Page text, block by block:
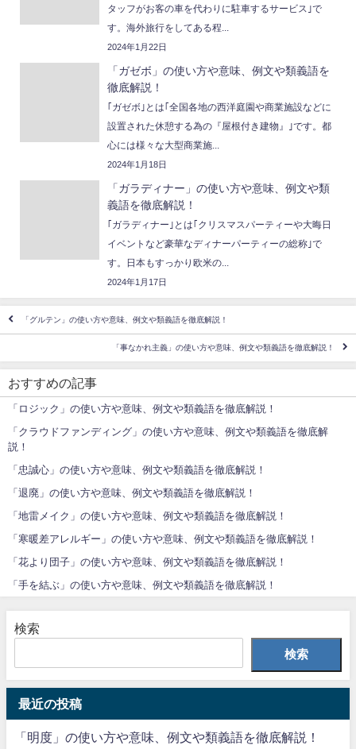
タッフがお客の車を代わりに駐車するサービス｣で
す。海外旅行をしてある程...
2024年1月22日
「ガゼボ」の使い方や意味、例文や類義語を
徹底解説！
｢ガゼボ｣とは｢全国各地の西洋庭園や商業施設などに
設置された休憩する為の『屋根付き建物』｣です。都
心には様々な大型商業施...
2024年1月18日
「ガラディナー」の使い方や意味、例文や類
義語を徹底解説！
｢ガラディナー｣とは｢クリスマスパーティーや大晦日
イベントなど豪華なディナーパーティーの総称｣で
す。日本もすっかり欧米の...
2024年1月17日
「グルテン」の使い方や意味、例文や類義語を徹底解説！
「事なかれ主義」の使い方や意味、例文や類義語を徹底解説！
おすすめの記事
「ロジック」の使い方や意味、例文や類義語を徹底解説！
「クラウドファンディング」の使い方や意味、例文や類義語を徹底解
説！
「忠誠心」の使い方や意味、例文や類義語を徹底解説！
「退廃」の使い方や意味、例文や類義語を徹底解説！
「地雷メイク」の使い方や意味、例文や類義語を徹底解説！
「寒暖差アレルギー」の使い方や意味、例文や類義語を徹底解説！
「花より団子」の使い方や意味、例文や類義語を徹底解説！
「手を結ぶ」の使い方や意味、例文や類義語を徹底解説！
検索
検索
最近の投稿
「明度」の使い方や意味、例文や類義語を徹底解説！